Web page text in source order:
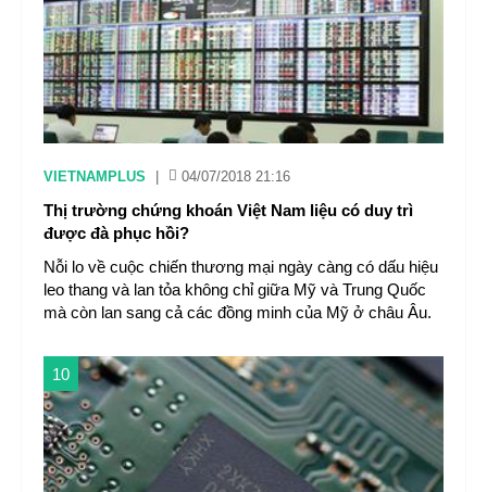
VIETNAMPLUS 04/07/2018 21:16
Thị trường chứng khoán Việt Nam liệu có duy trì
được đà phục hồi?
Nỗi lo về cuộc chiến thương mại ngày càng có dấu hiệu
leo thang và lan tỏa không chỉ giữa Mỹ và Trung Quốc
mà còn lan sang cả các đồng minh của Mỹ ở châu Âu.
10